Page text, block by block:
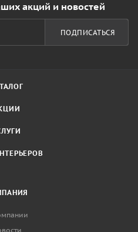
акций и новостей
ПОДПИСАТЬСЯ